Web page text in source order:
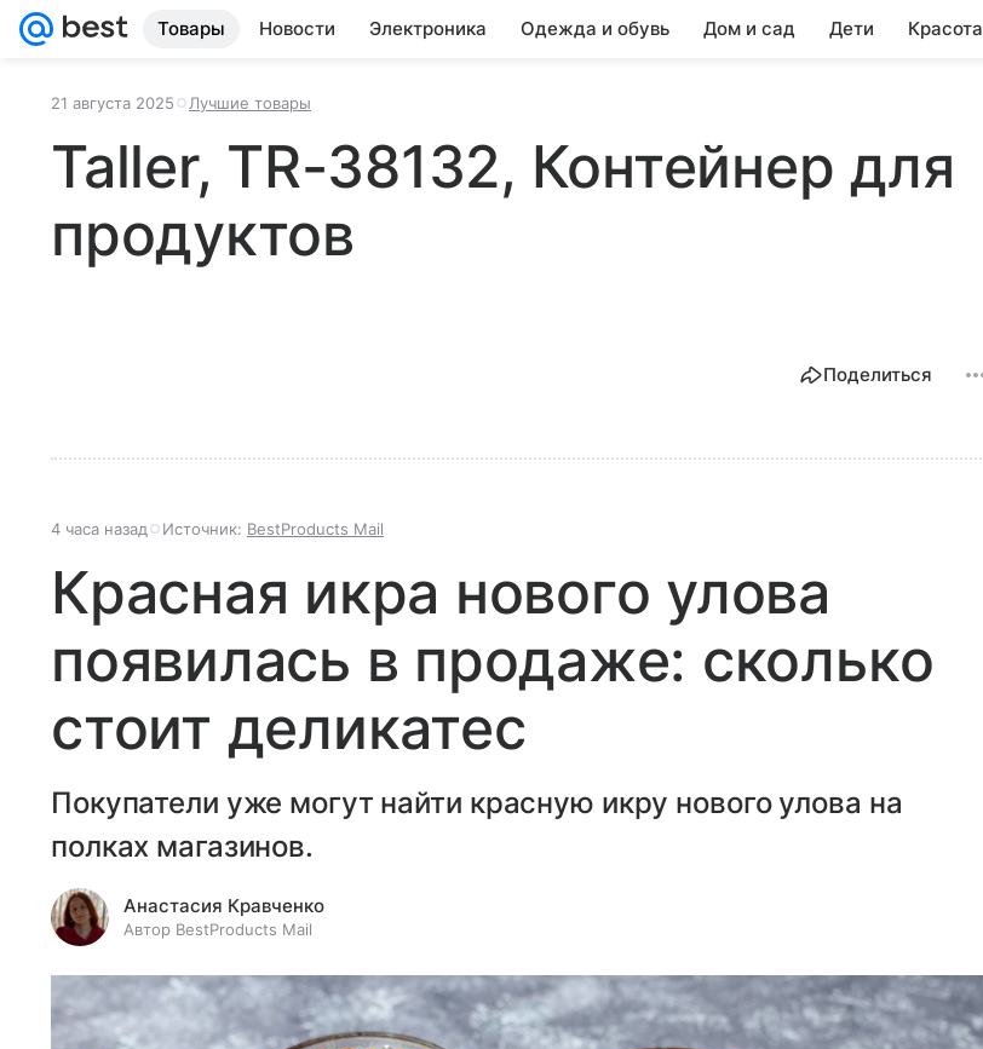
Товары Новости Электроника Одежда и обувь Дом и сад Дети Красота
21 августа 2025 Лучшие товары
Taller, TR-38132, Контейнер для
продуктов
Поделиться
4 часа назад Источник: BestProducts Mail
Красная икра нового улова
появилась в продаже: сколько
стоит деликатес
Покупатели уже могут найти красную икру нового улова на
полках магазинов.
Анастасия Кравченко
Автор BestProducts Mail